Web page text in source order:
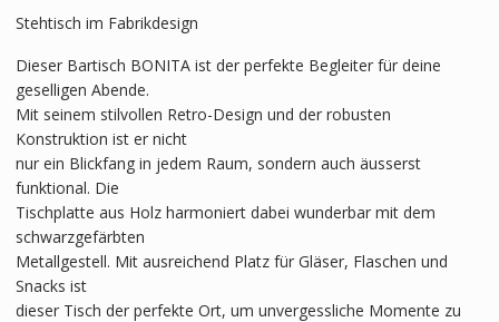
Stehtisch im Fabrikdesign
Dieser Bartisch BONITA ist der perfekte Begleiter für deine
geselligen Abende.
Mit seinem stilvollen Retro-Design und der robusten
Konstruktion ist er nicht
nur ein Blickfang in jedem Raum, sondern auch äusserst
funktional. Die
Tischplatte aus Holz harmoniert dabei wunderbar mit dem
schwarzgefärbten
Metallgestell. Mit ausreichend Platz für Gläser, Flaschen und
Snacks ist
dieser Tisch der perfekte Ort, um unvergessliche Momente zu